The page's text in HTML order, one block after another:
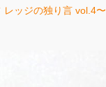
ッジの独り言 vol.4〜